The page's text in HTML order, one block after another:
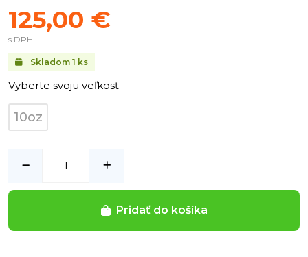
Skladom 1 ks
125,00 €
s DPH
Vyberte svoju veľkosť
10oz
Pridať do košíka